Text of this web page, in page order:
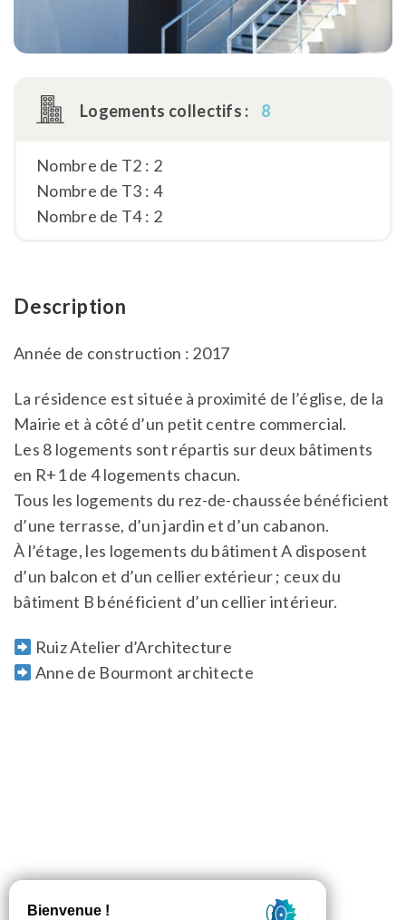
Logements collectifs : 8
Nombre de T2 : 2
Nombre de T3 : 4
Nombre de T4 : 2
Description
Année de construction : 2017
La résidence est située à proximité de l’église, de la
Mairie et à côté d’un petit centre commercial.
Les 8 logements sont répartis sur deux bâtiments
en R+1 de 4 logements chacun.
Tous les logements du rez-de-chaussée bénéficient
d’une terrasse, d’un jardin et d’un cabanon.
À l’étage, les logements du bâtiment A disposent
d’un balcon et d’un cellier extérieur ; ceux du
bâtiment B bénéficient d’un cellier intérieur.
Ruiz Atelier d’Architecture
Anne de Bourmont architecte